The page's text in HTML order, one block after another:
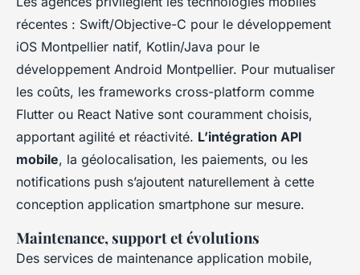
récentes : Swift/Objective-C pour le développement
iOS Montpellier natif, Kotlin/Java pour le
développement Android Montpellier. Pour mutualiser
les coûts, les frameworks cross-platform comme
Flutter ou React Native sont couramment choisis,
apportant agilité et réactivité. L’intégration API
mobile, la géolocalisation, les paiements, ou les
notifications push s’ajoutent naturellement à cette
conception application smartphone sur mesure.
Maintenance, support et évolutions
Des services de maintenance application mobile,